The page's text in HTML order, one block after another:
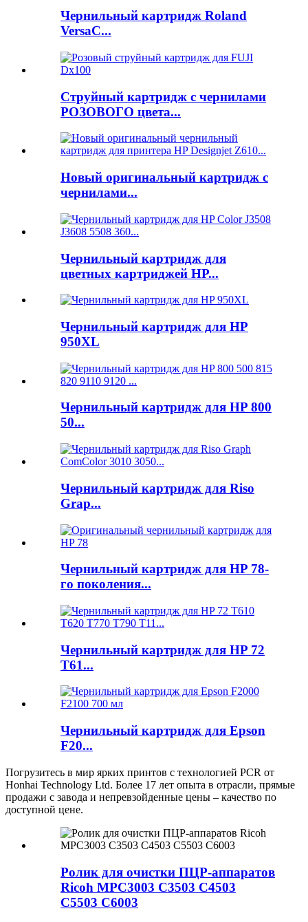
Чернильный картридж Roland
VersaC...
Струйный картридж с чернилами
РОЗОВОГО цвета...
Новый оригинальный картридж с
чернилами...
Чернильный картридж для
цветных картриджей HP...
Чернильный картридж для HP
950XL
Чернильный картридж для HP 800
50...
Чернильный картридж для Riso
Grap...
Чернильный картридж для HP 78-
го поколения...
Чернильный картридж для HP 72
T61...
Чернильный картридж для Epson
F20...
Погрузитесь в мир ярких принтов с технологией PCR от
Honhai Technology Ltd. Более 17 лет опыта в отрасли, прямые
продажи с завода и непревзойденные цены – качество по
доступной цене.
Ролик для очистки ПЦР-аппаратов
Ricoh MPC3003 C3503 C4503
C5503 C6003